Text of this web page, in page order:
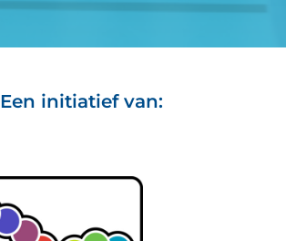
Een initiatief van: